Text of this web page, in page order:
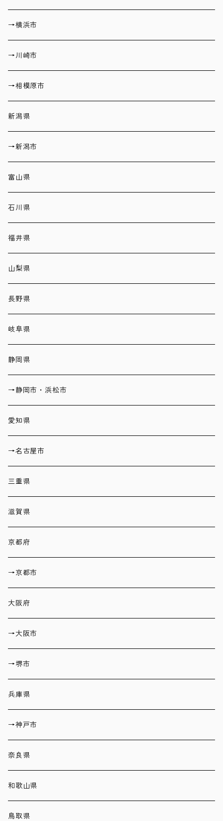
→横浜市
→川崎市
→相模原市
新潟県
→新潟市
富山県
石川県
福井県
山梨県
長野県
岐阜県
静岡県
→静岡市・浜松市
愛知県
→名古屋市
三重県
滋賀県
京都府
→京都市
大阪府
→大阪市
→堺市
兵庫県
→神戸市
奈良県
和歌山県
鳥取県